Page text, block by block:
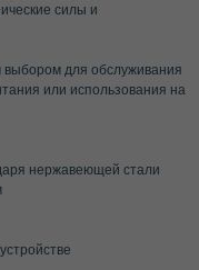
силы и
для обслуживания
или использования на
нержавеющей стали